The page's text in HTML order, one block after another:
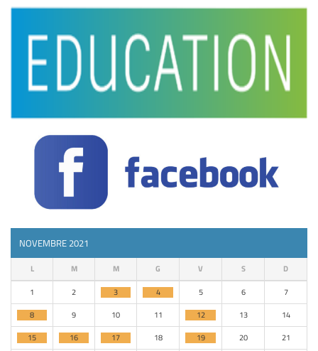
NOVEMBRE 2021
L M M G V S D
1 2 3 4 5 6
7
8
9 10 11 12 13
14
15
16 17 18 19 20
21